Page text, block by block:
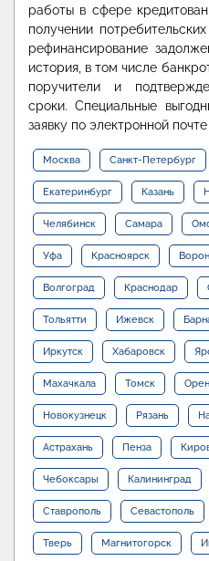
работы в сфере
получении
рефинансирование
история, в том числе
поручители и
сроки. Специальные
заявку по электронной
Москва Санкт-Петербург
Екатеринбург Казань
Челябинск Самара
Уфа Красноярск
Волгоград Краснодар
Тольятти Ижевск
Иркутск Хабаровск
Махачкала Томск
Новокузнецк Рязань
Астрахань Пенза
Чебоксары Калининград
Ставрополь Севастополь
Тверь Магнитогорск